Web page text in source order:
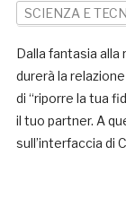
SCIENZA E
Dalla fantasia alla
durerà la
di “riporre la tua
il tuo partner. A
sull’interfaccia di